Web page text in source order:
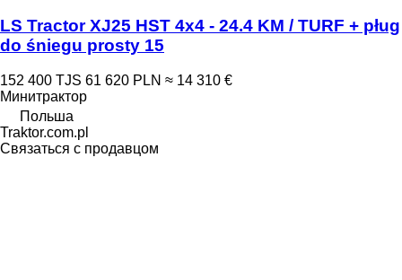
LS Tractor XJ25 HST 4x4 - 24.4 KM / TURF + pług
do śniegu prosty 15
152 400 TJS 61 620 PLN ≈ 14 310 €
Минитрактор
Польша
Traktor.com.pl
Связаться с продавцом